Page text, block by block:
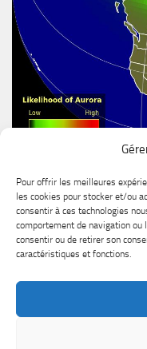
Pour offrir les meilleures
les cookies pour stocker et/ou
consentir à ces technologies
comportement de navigation ou
consentir ou de retirer son
caractéristiques et fonctions.